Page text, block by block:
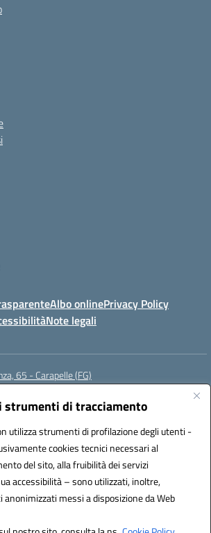
strumenti di tracciamento
utilizza strumenti di profilazione degli utenti -
cookies tecnici necessari al
del sito, alla fruibilità dei servizi
accessibilità – sono utilizzati, inoltre,
messi a disposizione da Web
Albo onlinePrivacy Policy
Note legali
65 - Carapelle (FG)
(PEC):fgic822001@pec.istruzione.it
FGIC822001
Amministrazioni (IPA): istsc_fgic822001
(CUF): UFSLF2
& Powered by 3D Solution S.r.l.